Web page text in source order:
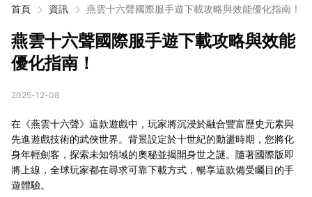
首頁 資訊 燕雲十六聲國際服手遊下載攻略與效能優化指南！
燕雲十六聲國際服手遊下載攻略與效能
優化指南！
2025-12-08
在《燕雲十六聲》這款遊戲中，玩家將沉浸於融合豐富歷史元素與
先進遊戲技術的武俠世界。背景設定於十世紀的動盪時期，您將化
身年輕劍客，探索未知領域的奧秘並揭開身世之謎。隨著國際版即
將上線，全球玩家都在尋求可靠下載方式，暢享這款備受矚目的手
遊體驗。